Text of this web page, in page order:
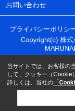
お問い合わせ
プライバシーポリシ
Copyright(c) 株
当サイトでは、お客様の
して、クッキー（Cookie
詳しくは、当社の 「